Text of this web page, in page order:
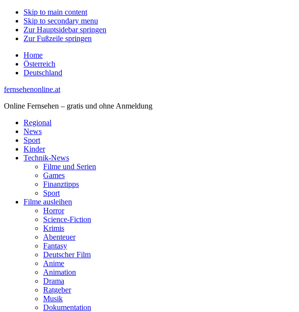
Skip to main content
Skip to secondary menu
Zur Hauptsidebar springen
Zur Fußzeile springen
Home
Österreich
Deutschland
fernsehenonline.at
Online Fernsehen – gratis und ohne Anmeldung
Regional
News
Sport
Kinder
Technik-News
Filme und Serien
Games
Finanztipps
Sport
Filme ausleihen
Horror
Science-Fiction
Krimis
Abenteuer
Fantasy
Deutscher Film
Anime
Animation
Drama
Ratgeber
Musik
Dokumentation